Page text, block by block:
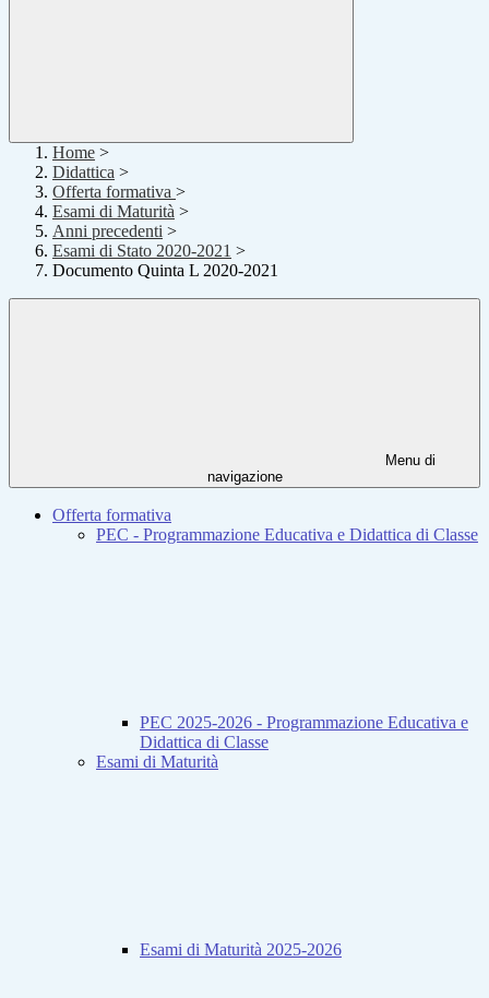
Home >
Didattica >
Offerta formativa >
Esami di Maturità >
Anni precedenti >
Esami di Stato 2020-2021 >
Documento Quinta L 2020-2021
Menu di
navigazione
Offerta formativa
PEC - Programmazione Educativa e Didattica di Classe
PEC 2025-2026 - Programmazione Educativa e
Didattica di Classe
Esami di Maturità
Esami di Maturità 2025-2026